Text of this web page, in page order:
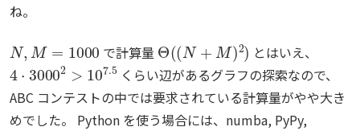
ね。
で計算量 とはいえ、
4⋅30002>107.5
くらい辺があるグラフの探索なので、
ABC コンテストの中では要求されている計算量がやや大き
めでした。 Python を使う場合には、numba, PyPy,